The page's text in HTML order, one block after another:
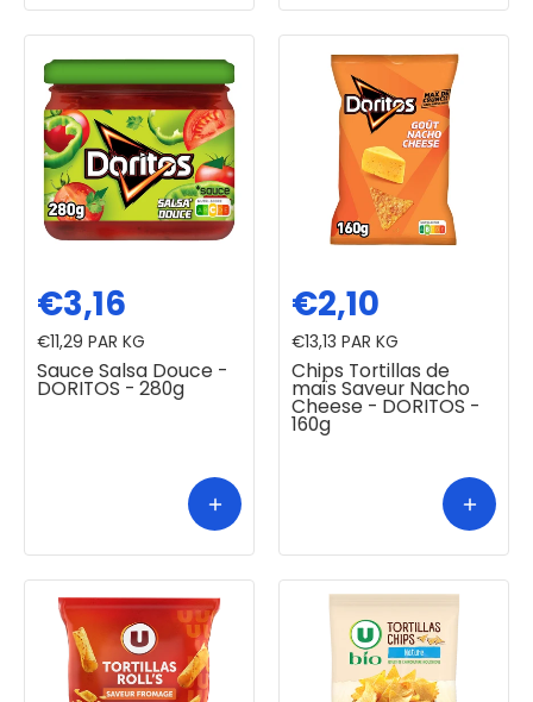
Sauce Salsa Douce -
DORITOS - 280g
€3,16
€11,29 PAR KG
Chips Tortillas de
maïs Saveur Nacho
Cheese - DORITOS -
160g
€2,10
€13,13 PAR KG